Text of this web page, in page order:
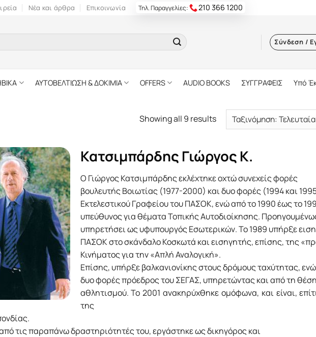
Νέα και άρθρα Επικοινωνία Τηλ. Παραγγελίες: 210 366 1200
Σύνδεση /
ΑΥΤΟΒΕΛΤΙΩΣΗ & ΔΟΚΙΜΙΑ OFFERS AUDIO BOOKS ΣΥΓΓΡΑΦΕΙΣ Υπό
Showing all 9 results
Κατσιμπάρδης Γιώργος Κ.
Ο Γιώργος Κατσιμπάρδης εκλέχτηκε οχτώ συνεχείς φορές
βουλευτής Βοιωτίας (1977-2000) και δυο φορές (1994 και
Εκτελεστικού Γραφείου του ΠΑΣΟΚ, ενώ από το 1990 έως το
υπεύθυνος για θέματα Τοπικής Αυτοδιοίκησης.
υπηρετήσει ως υφυπουργός Εσωτερικών. Το 1989 υπήρξε
ΠΑΣΟΚ στο σκάνδαλο Κοσκωτά και εισηγητής, επίσης, της
Κινήματος για την «Απλή Αναλογική».
Επίσης, υπήρξε βαλκανιονίκης στους δρόμους ταχύτητας,
δυο φορές πρόεδρος του ΣΕΓΑΣ, υπηρετώντας και από τη
αθλητισμού. Το 2001 ανακηρύχθηκε ομόφωνα, και είναι,
της
τις παραπάνω δραστηριότητές του, εργάστηκε ως δικηγόρος και